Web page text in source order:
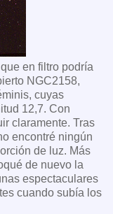
en filtro podría
NGC2158,
cuyas
12,7. Con
claramente. Tras
encontré ningún
de luz. Más
de nuevo la
espectaculares
cuando subía los